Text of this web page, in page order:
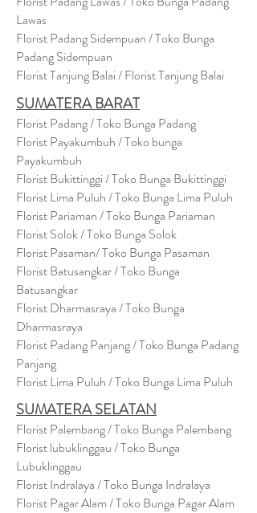
Lawas
Florist Padang Sidempuan / Toko Bunga
Padang Sidempuan
Florist Tanjung Balai / Florist Tanjung Balai
SUMATERA BARAT
Florist Padang / Toko Bunga Padang
Florist Payakumbuh / Toko bunga
Payakumbuh
Florist Bukittinggi / Toko Bunga Bukittinggi
Florist Lima Puluh / Toko Bunga Lima Puluh
Florist Pariaman / Toko Bunga Pariaman
Florist Solok / Toko Bunga Solok
Florist Pasaman/ Toko Bunga Pasaman
Florist Batusangkar / Toko Bunga
Batusangkar
Florist Dharmasraya / Toko Bunga
Dharmasraya
Florist Padang Panjang / Toko Bunga Padang
Panjang
Florist Lima Puluh / Toko Bunga Lima Puluh
SUMATERA SELATAN
Florist Palembang / Toko Bunga Palembang
Florist lubuklinggau / Toko Bunga
Lubuklinggau
Florist Indralaya / Toko Bunga Indralaya
Florist Pagar Alam / Toko Bunga Pagar Alam